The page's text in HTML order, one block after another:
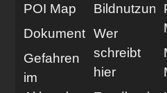
POI Map
Dokumentationen
Gefahren
im
Bildnutzung
Wer
schreibt
hier